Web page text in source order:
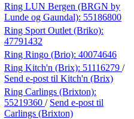
Ring LUN Bergen (BRGN by
Lunde og Gaundal): 55186800
Ring Sport Outlet (Briko):
47791432
Ring Ringo (Brio): 40074646
Ring Kitch'n (Brix): 51116279 /
Send e-post til Kitch'n (Brix)
Ring Carlings (Brixton):
55219360 / Send e-post til
Carlings (Brixton)